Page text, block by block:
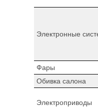
Электронные
Фары
Обивка салона
Электроприводы